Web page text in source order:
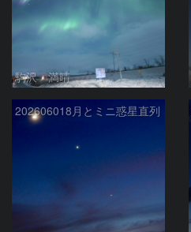
駒沢 満晴
202606018月とミニ惑星直列